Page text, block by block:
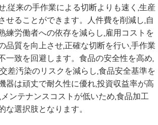
,従来の手作業による切断よりも速く,生産
せることができます。人件費を削減し,自
練労働者への依存を減らし,雇用コストを
品質を向上させ,正確な切断を行い,手作業
一致を回避します。食品の安全性を高め,
差汚染のリスクを減らし,食品安全基準を
器は頑丈で耐久性に優れ,投資収益率が高
ンテナンスコストが低いため,食品加工
選択肢となります。